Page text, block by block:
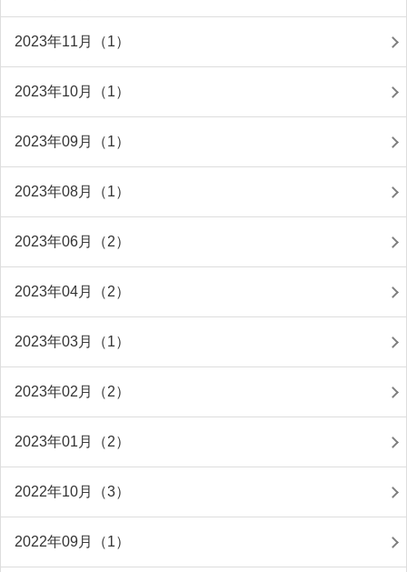
2023年11月（1）
2023年10月（1）
2023年09月（1）
2023年08月（1）
2023年06月（2）
2023年04月（2）
2023年03月（1）
2023年02月（2）
2023年01月（2）
2022年10月（3）
2022年09月（1）